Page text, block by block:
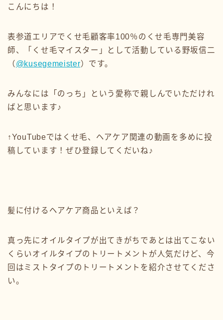
こんにちは！
表参道エリアでくせ毛顧客率100％のくせ毛専門美容
師、「くせ毛マイスター」として活動している野坂信二
（ @kusegemeister）です。
みんなには「のっち」という愛称で親しんでいただけれ
ばと思います♪
↑YouTubeではくせ毛、ヘアケア関連の動画を多めに投
稿しています！ぜひ登録してくだいね♪
髪に付けるヘアケア商品といえば？
真っ先にオイルタイプが出てきがちであとは出てこない
くらいオイルタイプのトリートメントが人気だけど、今
回はミストタイプのトリートメントを紹介させてくださ
い。